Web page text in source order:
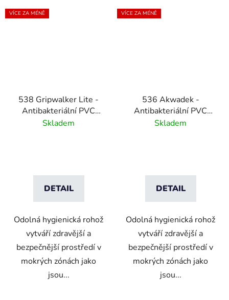
VÍCE ZA MÉNĚ
538 Gripwalker Lite -
Antibakteriální PVC
rohož pro střední zátěž -
Skladem
DETAIL
Odolná hygienická rohož
vytváří zdravější a
bezpečnější prostředí v
mokrých zónách jako
jsou...
VÍCE ZA MÉNĚ
536 Akwadek -
Antibakteriální PVC
mřížkovaná zátěžová
Skladem
DETAIL
Odolná hygienická rohož
vytváří zdravější a
bezpečnější prostředí v
mokrých zónách jako
jsou...